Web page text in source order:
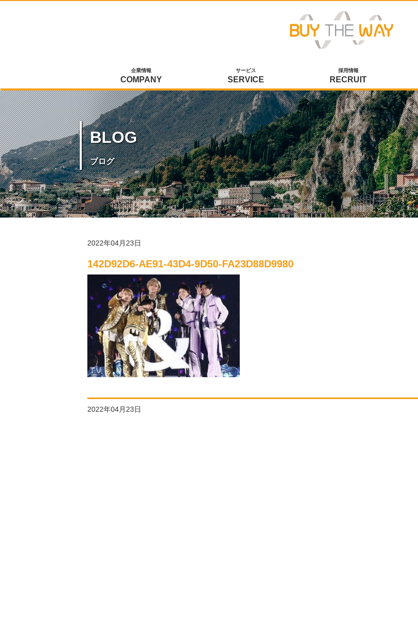
企業情報
COMPANY
サービス
SERVICE
採用情報
RECRUIT
BLOG
ブログ
2022年04月23日
142D92D6-AE91-43D4-9D50-FA23D88D9980
2022年04月23日